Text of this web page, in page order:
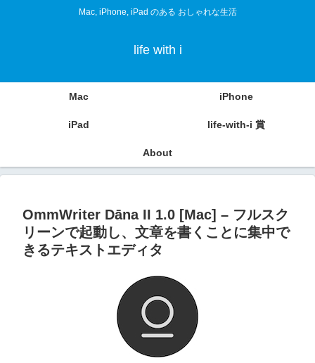
Mac, iPhone, iPad のある おしゃれな生活
life with i
Mac iPhone
iPad life-with-i 賞
About
OmmWriter Dāna II 1.0 [Mac] – フルスク
リーンで起動し、文章を書くことに集中で
きるテキストエディタ